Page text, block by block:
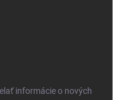
informácie o nových